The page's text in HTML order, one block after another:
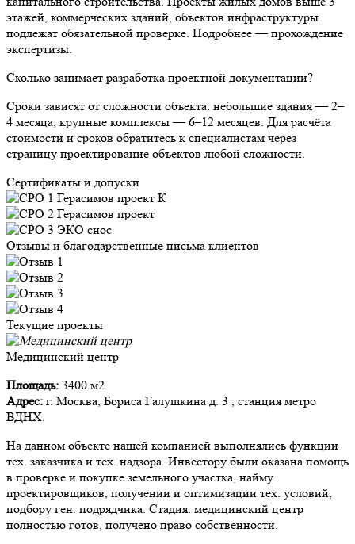
этажей, коммерческих зданий, объектов инфраструктуры
подлежат обязательной проверке. Подробнее — прохождение
экспертизы.
Сколько занимает разработка проектной документации?
Сроки зависят от сложности объекта: небольшие здания — 2–
4 месяца, крупные комплексы — 6–12 месяцев. Для расчёта
стоимости и сроков обратитесь к специалистам через
страницу проектирование объектов любой сложности.
Сертификаты и допуски
Отзывы и благодарственные письма клиентов
Текущие проекты
Медицинский центр
Площадь: 3400 м2
Адрес: г. Москва, Бориса Галушкина д. 3 , станция метро
ВДНХ.
На данном объекте нашей компанией выполнялись функции
тех. заказчика и тех. надзора. Инвестору были оказана помощь
в проверке и покупке земельного участка, найму
проектировщиков, получении и оптимизации тех. условий,
подбору ген. подрядчика. Стадия: медицинский центр
полностью готов, получено право собственности.